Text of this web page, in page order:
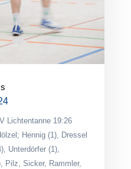
Lichtentanne 19:26
Hennig (1), Dressel
Unterdörfer (1),
Pilz, Sicker, Rammler,